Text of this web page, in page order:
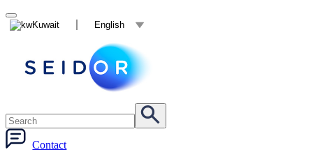
Kuwait English
Contact